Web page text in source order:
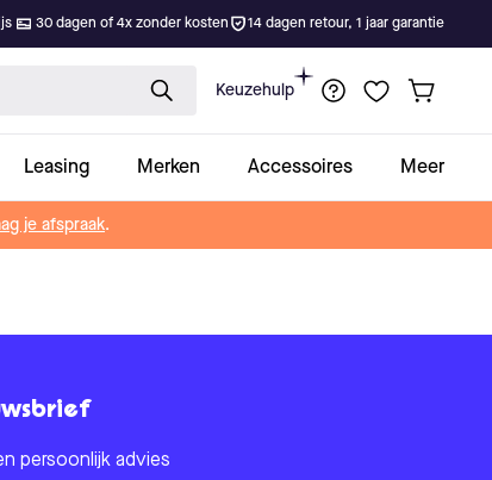
30 dagen of 4x zonder kosten 14 dagen retour, 1 jaar garantie
Keuzehulp
Leasing Merken Accessoires Meer
je afspraak.
persoonlijk advies